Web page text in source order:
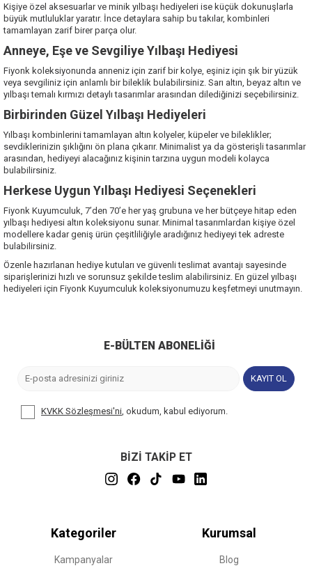
Kişiye özel aksesuarlar ve minik yılbaşı hediyeleri ise küçük dokunuşlarla
büyük mutluluklar yaratır. İnce detaylara sahip bu takılar, kombinleri
tamamlayan zarif birer parça olur.
Anneye, Eşe ve Sevgiliye Yılbaşı Hediyesi
Fiyonk koleksiyonunda anneniz için zarif bir kolye, eşiniz için şık bir yüzük
veya sevgiliniz için anlamlı bir bileklik bulabilirsiniz. Sarı altın, beyaz altın ve
yılbaşı temalı kırmızı detaylı tasarımlar arasından dilediğinizi seçebilirsiniz.
Birbirinden Güzel Yılbaşı Hediyeleri
Yılbaşı kombinlerini tamamlayan altın kolyeler, küpeler ve bileklikler;
sevdiklerinizin şıklığını ön plana çıkarır. Minimalist ya da gösterişli tasarımlar
arasından, hediyeyi alacağınız kişinin tarzına uygun modeli kolayca
bulabilirsiniz.
Herkese Uygun Yılbaşı Hediyesi Seçenekleri
Fiyonk Kuyumculuk, 7’den 70’e her yaş grubuna ve her bütçeye hitap eden
yılbaşı hediyesi altın koleksiyonu sunar. Minimal tasarımlardan kişiye özel
modellere kadar geniş ürün çeşitliliğiyle aradığınız hediyeyi tek adreste
bulabilirsiniz.
Özenle hazırlanan hediye kutuları ve güvenli teslimat avantajı sayesinde
siparişlerinizi hızlı ve sorunsuz şekilde teslim alabilirsiniz. En güzel yılbaşı
hediyeleri için Fiyonk Kuyumculuk koleksiyonumuzu keşfetmeyi unutmayın.
E-BÜLTEN ABONELIĞI
KAYIT OL
KVKK Sözleşmesi'ni , okudum, kabul ediyorum.
BİZİ TAKİP ET
Kategoriler
Kampanyalar
Kurumsal
Blog